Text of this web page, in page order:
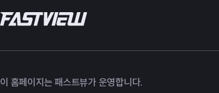
이 홈페이지는 패스트뷰가 운영합니다.